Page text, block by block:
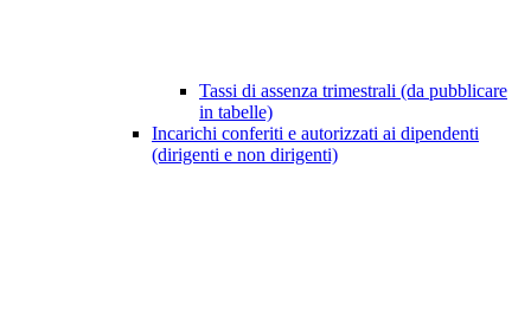
Tassi di assenza trimestrali (da pubblicare
in tabelle)
Incarichi conferiti e autorizzati ai dipendenti
(dirigenti e non dirigenti)